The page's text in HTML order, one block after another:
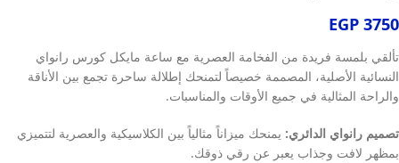
EGP 3750
تألقي بلمسة فريدة من الفخامة العصرية مع ساعة مايكل كورس رانواي
النسائية الأصلية، المصممة خصيصاً لتمنحك إطلالة ساحرة تجمع بين الأناقة
والراحة المثالية في جميع الأوقات والمناسبات.
تصميم رانواي الدائري: يمنحك ميزاناً مثالياً بين الكلاسيكية والعصرية لتتميزي
بمظهر لافت وجذاب يعبر عن رقي ذوقك.